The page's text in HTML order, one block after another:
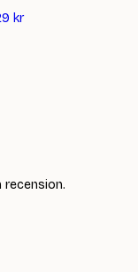
kr
recension.